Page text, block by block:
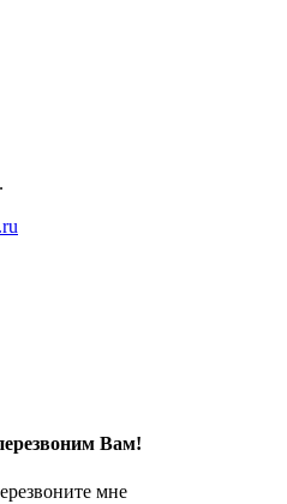
Вам!
мне